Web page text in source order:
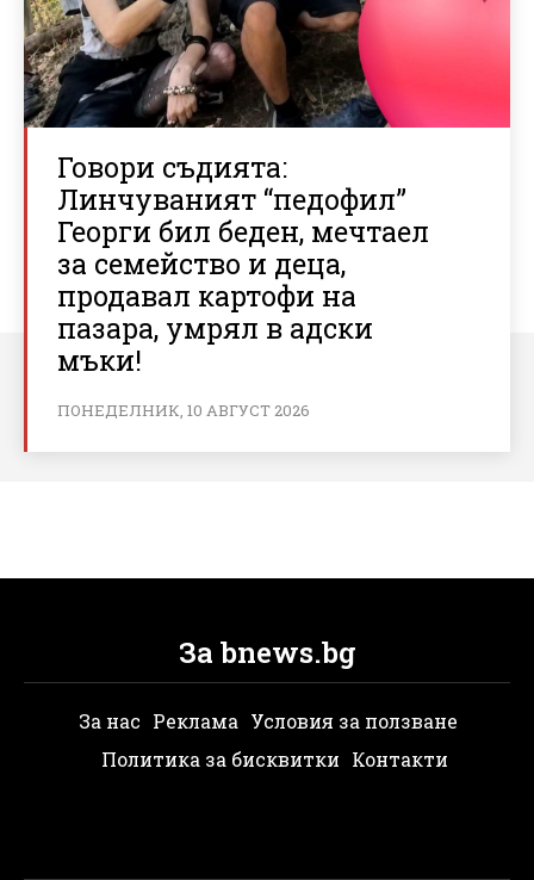
Говори съдията:
Линчуваният “педофил”
Георги бил беден, мечтаел
за семейство и деца,
продавал картофи на
пазара, умрял в адски
мъки!
ПОНЕДЕЛНИК, 10 АВГУСТ 2026
За bnews.bg
За нас Реклама Условия за ползване
Политика за бисквитки Контакти